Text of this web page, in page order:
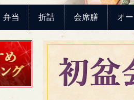
弁当 折詰 会席膳 オ